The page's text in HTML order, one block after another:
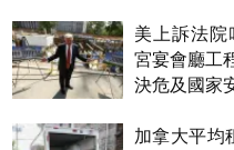
美上訴法院
宮宴會廳工
決危及國家
加拿大平均